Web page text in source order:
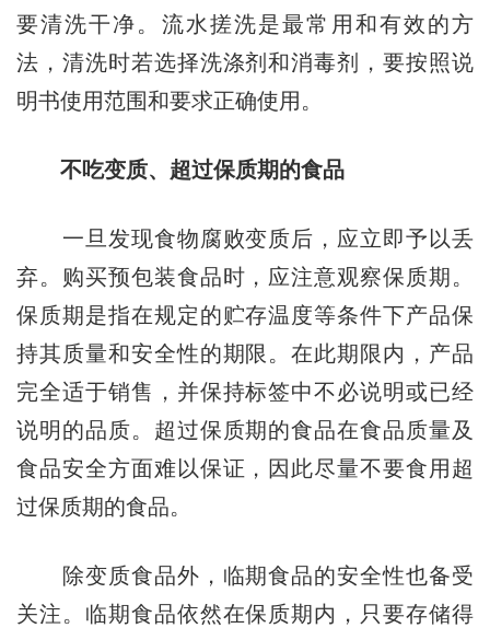
要清洗干净。流水搓洗是最常用和有效的方
法，清洗时若选择洗涤剂和消毒剂，要按照说
明书使用范围和要求正确使用。
不吃变质、超过保质期的食品
一旦发现食物腐败变质后，应立即予以丢
弃。购买预包装食品时，应注意观察保质期。
保质期是指在规定的贮存温度等条件下产品保
持其质量和安全性的期限。在此期限内，产品
完全适于销售，并保持标签中不必说明或已经
说明的品质。超过保质期的食品在食品质量及
食品安全方面难以保证，因此尽量不要食用超
过保质期的食品。
除变质食品外，临期食品的安全性也备受
关注。临期食品依然在保质期内，只要存储得